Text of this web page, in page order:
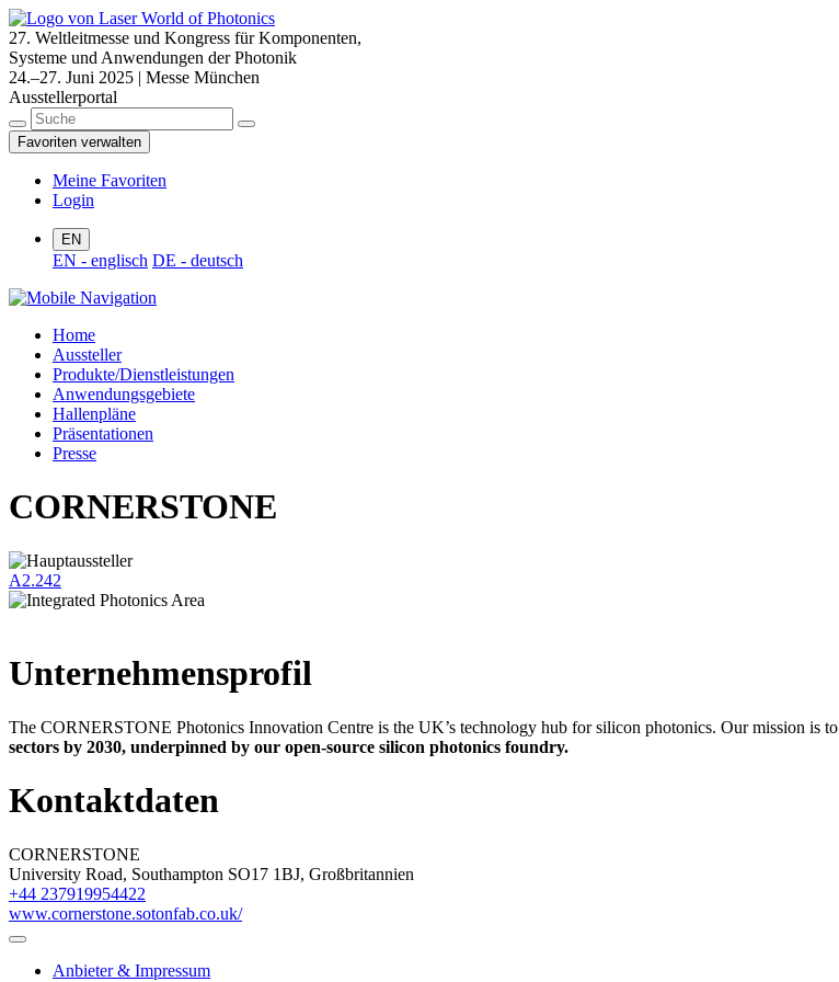
27. Weltleitmesse und Kongress für Komponenten,
Systeme und Anwendungen der Photonik
24.–27. Juni 2025 | Messe München
Ausstellerportal
Favoriten verwalten
Meine Favoriten
Login
EN
EN - englisch DE - deutsch
Home
Aussteller
Produkte/Dienstleistungen
Anwendungsgebiete
Hallenpläne
Präsentationen
Presse
CORNERSTONE
A2.242
Unternehmensprofil
The CORNERSTONE Photonics Innovation Centre is the UK’s technology hub for silicon photonics. Our mission is to
sectors by 2030, underpinned by our open-source silicon photonics foundry.
Kontaktdaten
CORNERSTONE
University Road, Southampton SO17 1BJ, Großbritannien
+44 237919954422
www.cornerstone.sotonfab.co.uk/
Anbieter & Impressum